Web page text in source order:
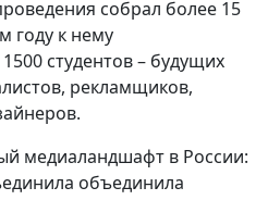
собрал более 15
году к нему
студентов – будущих
рекламщиков,
медиаландшафт в России:
объединила